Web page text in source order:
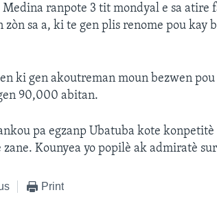
Medina ranpote 3 tit mondyal e sa
sa a, ki te gen plis renome pou kay
ki gen akoutreman moun bezwen pou
90,000 abitan.
pa egzanp Ubatuba kote
Kounyea yo popilè ak admiratè
Print